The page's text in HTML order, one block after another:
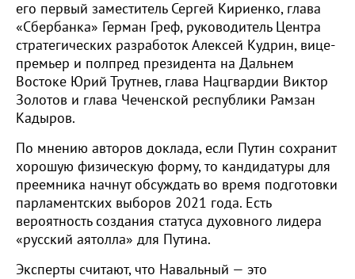
его первый заместитель Сергей Кириенко, глава
«Сбербанка» Герман Греф, руководитель Центра
стратегических разработок Алексей Кудрин, вице-
премьер и полпред президента на Дальнем
Востоке Юрий Трутнев, глава Нацгвардии Виктор
Золотов и глава Чеченской республики Рамзан
Кадыров.
По мнению авторов доклада, если Путин сохранит
хорошую физическую форму, то кандидатуры для
преемника начнут обсуждать во время подготовки
парламентских выборов 2021 года. Есть
вероятность создания статуса духовного лидера
«русский аятолла» для Путина.
Эксперты считают, что Навальный — это